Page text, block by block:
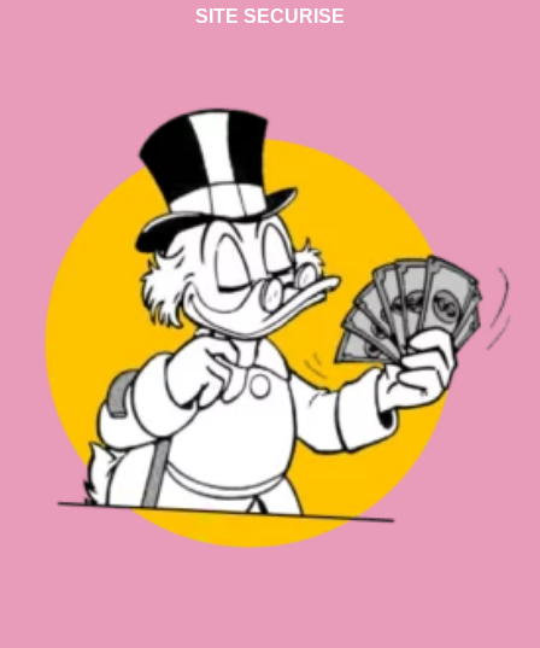
SITE SECURISE